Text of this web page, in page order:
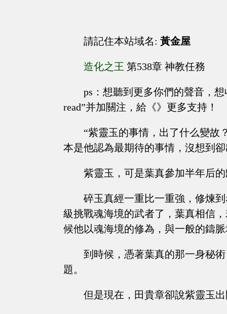
請記住本站域名: 黃金屋
造化之王 第538章 神教任務
ps：想聽到更多你們的聲音，
read”并加關注，給《》更多支持！
“紫靈玉的事情，出了什么變
本是他認為最期待的事情，沒想到
紫靈玉，可是葉真參加半年后
碎玉真經一重比一重強，修煉
級挑戰魂海境的武者了，葉真相信
候他以魂海境的修為，與一般的鑄
到時候，憑著葉真的那一身秘
題。
但是現在，田貴章卻說紫靈玉